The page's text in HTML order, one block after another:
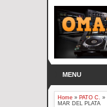
MENU
Home » PATO C. »
MAR DEL PLATA